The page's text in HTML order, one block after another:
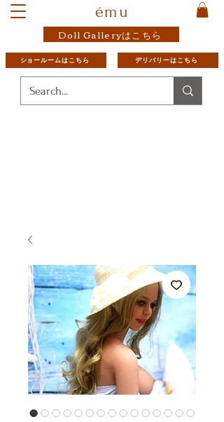
ému
Doll Galleryはこちら
ショールームはこちら デリバリーはこちら